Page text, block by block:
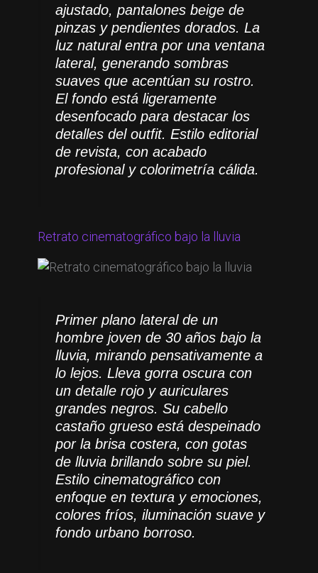
ajustado, pantalones beige de
pinzas y pendientes dorados. La
luz natural entra por una ventana
lateral, generando sombras
suaves que acentúan su rostro.
El fondo está ligeramente
desenfocado para destacar los
detalles del outfit. Estilo editorial
de revista, con acabado
profesional y colorimetría cálida.
Retrato cinematográfico bajo la lluvia
Primer plano lateral de un
hombre joven de 30 años bajo la
lluvia, mirando pensativamente a
lo lejos. Lleva gorra oscura con
un detalle rojo y auriculares
grandes negros. Su cabello
castaño grueso está despeinado
por la brisa costera, con gotas
de lluvia brillando sobre su piel.
Estilo cinematográfico con
enfoque en textura y emociones,
colores fríos, iluminación suave y
fondo urbano borroso.